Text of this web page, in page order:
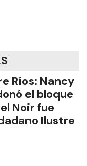
Ríos: Nancy
el bloque
Noir fue
Ilustre